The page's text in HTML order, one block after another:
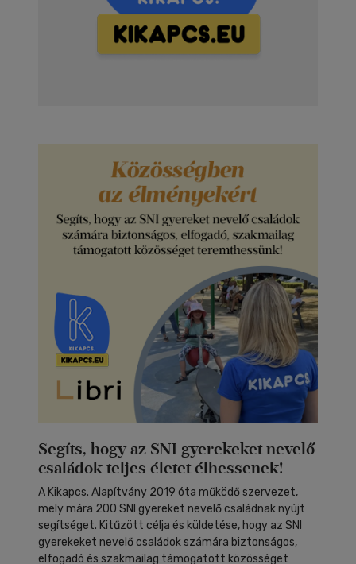
Segíts, hogy az SNI gyerekeket nevelő
családok teljes életet élhessenek!
A Kikapcs. Alapítvány 2019 óta működő szervezet,
mely mára 200 SNI gyereket nevelő családnak nyújt
segítséget. Kitűzött célja és küldetése, hogy az SNI
gyerekeket nevelő családok számára biztonságos,
elfogadó és szakmailag támogatott közösséget